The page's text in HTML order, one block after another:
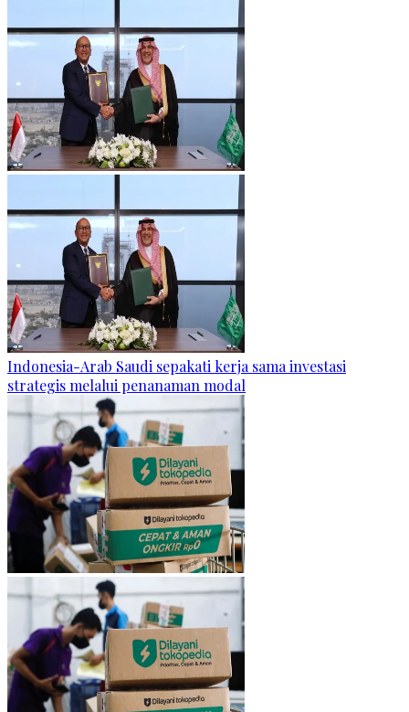
Indonesia-Arab Saudi sepakati kerja sama investasi
strategis melalui penanaman modal